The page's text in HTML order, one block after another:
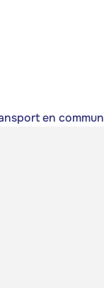
en commun